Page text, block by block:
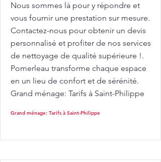
Nous sommes là pour y répondre et
vous fournir une prestation sur mesure.
Contactez-nous pour obtenir un devis
personnalisé et profiter de nos services
de nettoyage de qualité supérieure !.
Pomerleau transforme chaque espace
en un lieu de confort et de sérénité.
Grand ménage: Tarifs à Saint-Philippe
Grand ménage: Tarifs à Saint-Philippe